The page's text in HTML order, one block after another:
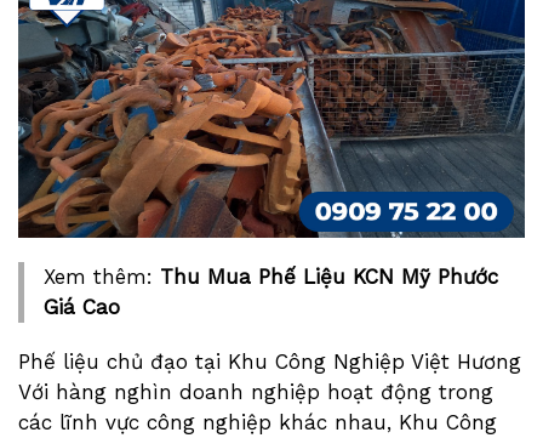
Xem thêm: Thu Mua Phế Liệu KCN Mỹ Phước
Giá Cao
Phế liệu chủ đạo tại Khu Công Nghiệp Việt Hương
Với hàng nghìn doanh nghiệp hoạt động trong
các lĩnh vực công nghiệp khác nhau, Khu Công